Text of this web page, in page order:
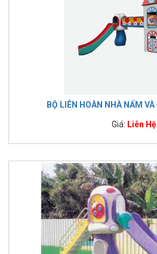
BỘ LIÊN HOÀN NHÀ NẤM
Giá: Liên Hệ